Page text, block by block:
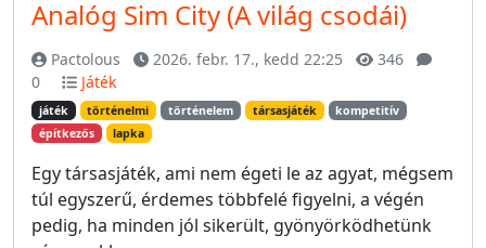
Analóg Sim City (A világ csodái)
Pactolous 2026. febr. 17., kedd 22:25
346
0
Játék
játék történelmi történelem társasjáték
kompetitív
építkezős
lapka
Egy társasjáték, ami nem égeti le az agyat, mégsem
túl egyszerű, érdemes többfelé figyelni, a végén
pedig, ha minden jól sikerült, gyönyörködhetünk